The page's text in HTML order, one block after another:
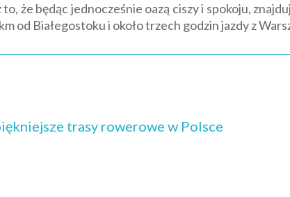
że będąc jednocześnie oazą ciszy i spokoju,
od Białegostoku i około trzech godzin jazdy z
trasy rowerowe w Polsce